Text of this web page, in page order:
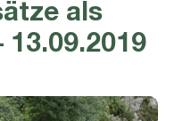
als
13.09.2019